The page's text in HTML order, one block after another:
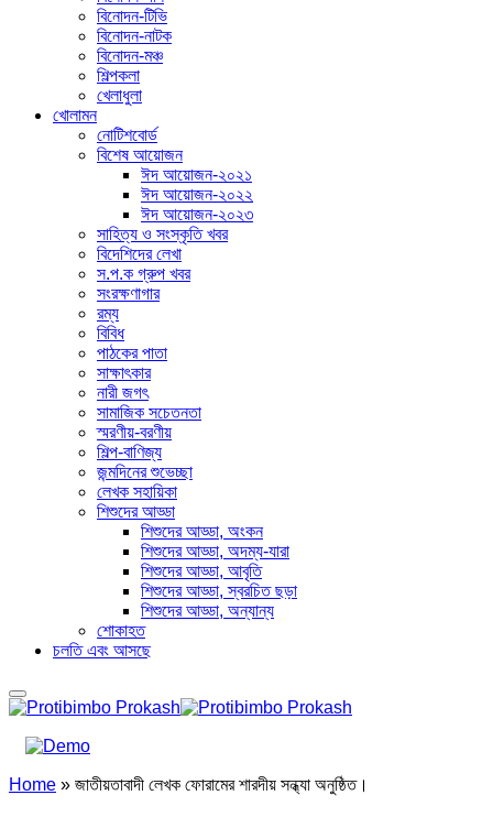
বিনোদন-টিভি
বিনোদন-নাটক
বিনোদন-মঞ্চ
শিল্পকলা
খেলাধুলা
খোলামন
নোটিশবোর্ড
বিশেষ আয়োজন
ঈদ আয়োজন-২০২১
ঈদ আয়োজন-২০২২
ঈদ আয়োজন-২০২৩
সাহিত্য ও সংস্কৃতি খবর
বিদেশিদের লেখা
স.প.ক গ্রুপ খবর
সংরক্ষণাগার
রম্য
বিবিধ
পাঠকের পাতা
সাক্ষাৎকার
নারী জগৎ
সামাজিক সচেতনতা
স্মরণীয়-বরণীয়
শিল্প-বাণিজ্য
জন্মদিনের শুভেচ্ছা
লেখক সহায়িকা
শিশুদের আড্ডা
শিশুদের আড্ডা, অংকন
শিশুদের আড্ডা, অদম্য-যারা
শিশুদের আড্ডা, আবৃতি
শিশুদের আড্ডা, স্বরচিত ছড়া
শিশুদের আড্ডা, অন্যান্য
শোকাহত
চলতি এবং আসছে
Home » জাতীয়তাবাদী লেখক ফোরামের শারদীয় সন্ধ্যা অনুষ্ঠিত।